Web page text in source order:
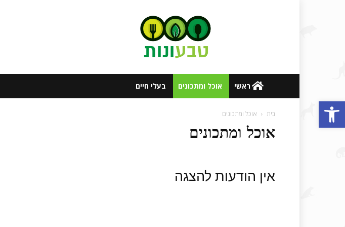
פתח סרגל נגישות
ראשי אוכל ומתכונים בעלי חיים
בית אוכל ומתכונים
אוכל ומתכונים
אין הודעות להצגה